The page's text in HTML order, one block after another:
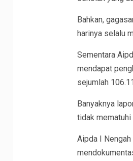
Bahkan,
harinya selalu
Sementara
mendapat
sejumlah
Banyaknya
tidak
Aipda I